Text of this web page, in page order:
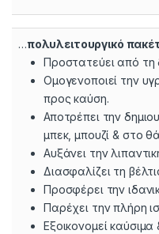
…πολυλειτουργικό
Προστατεύει από τη
Ομογενοποιεί την
προς καύση.
Αποτρέπει την
μπεκ, μπουζί & στο
Αυξάνει την
Διασφαλίζει τη
Προσφέρει την
Παρέχει την πλήρη
Εξοικονομεί